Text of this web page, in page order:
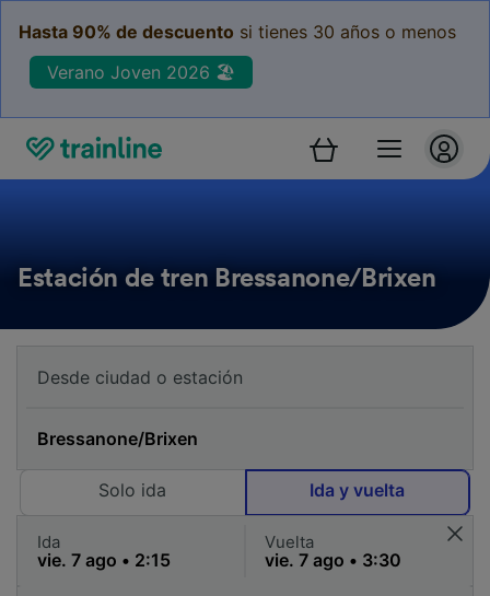
Hasta 90% de descuento si tienes 30 años o menos
Verano Joven 2026 🏖️
Estación de tren Bressanone/Brixen
Solo ida Ida y vuelta
Ida Vuelta